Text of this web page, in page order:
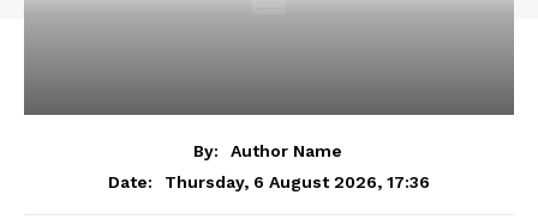
By:
Author Name
Date:
Thursday, 6 August 2026, 17:36